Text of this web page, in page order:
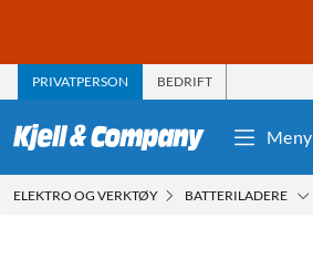
PRIVATPERSON BEDRIFT
Meny
ELEKTRO OG VERKTØY BATTERILADERE